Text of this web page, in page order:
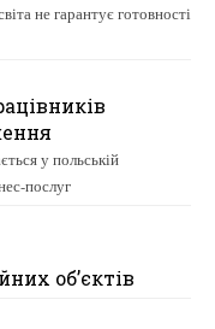
не гарантує готовності
у польській
послуг
об’єктів